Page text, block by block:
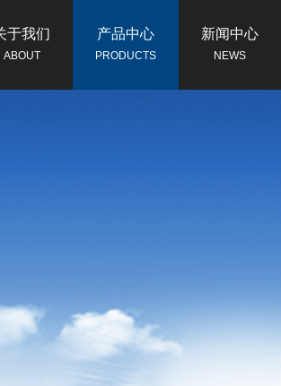
于我们
ABOUT
产品中心
PRODUCTS
新闻中心
NEWS